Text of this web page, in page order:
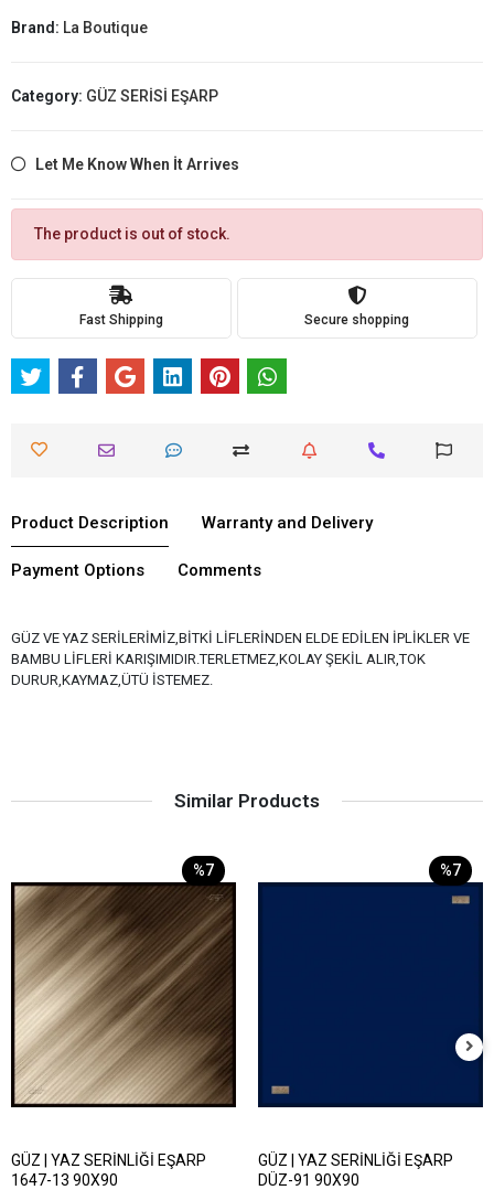
Brand: La Boutique
Category: GÜZ SERİSİ EŞARP
Let Me Know When İt Arrives
The product is out of stock.
Fast Shipping Secure shopping
Product Description Warranty and Delivery
Payment Options Comments
GÜZ VE YAZ SERİLERİMİZ,BİTKİ LİFLERİNDEN ELDE EDİLEN İPLİKLER VE
BAMBU LİFLERİ KARIŞIMIDIR.TERLETMEZ,KOLAY ŞEKİL ALIR,TOK
DURUR,KAYMAZ,ÜTÜ İSTEMEZ.
Similar Products
%7
GÜZ | YAZ SERİNLİĞİ EŞARP
1647-13 90X90
%7
GÜZ | YAZ SERİNLİĞİ EŞARP
DÜZ-91 90X90